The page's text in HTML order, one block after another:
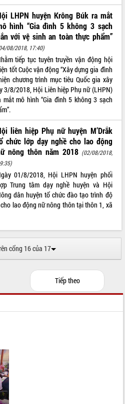
LHPN huyện Krông Búk ra mắt
hình “Gia đình 5 không 3 sạch
với vệ sinh an toàn thực phẩm”
08/2018, 17:40)
tiếp tục tuyên truyền vận động hội
tốt Cuộc vận động “Xây dựng gia đình
chương trình mục tiêu Quốc gia xây
3/8/2018, Hội Liên hiệp Phụ nữ (LHPN)
mô hình “Gia đình 5 không 3 sạch
liên hiệp Phụ nữ huyện M’Drắk
chức lớp dạy nghề cho lao động
nông thôn năm 2018 (02/08/2018,
01/8/2018, Hội LHPN huyện phối
Trung tâm dạy nghề huyện và Hội
dân huyện tổ chức đào tạo trình độ
lao động nữ nông thôn tại thôn 1, xã
cổng 16 của 17
Tiếp theo